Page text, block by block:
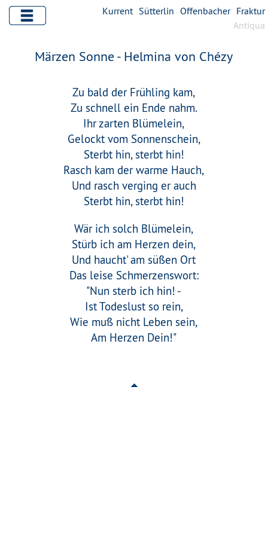
Kurrent Sütterlin Offenbacher Fraktur
Antiqua
Märzen Sonne - Helmina von Chézy
Zu bald der Frühling kam,
Zu schnell ein Ende nahm.
Ihr zarten Blümelein,
Gelockt vom Sonnenschein,
Sterbt hin, sterbt hin!
Rasch kam der warme Hauch,
Und rasch verging er auch
Sterbt hin, sterbt hin!
Wär ich solch Blümelein,
Stürb ich am Herzen dein,
Und haucht' am süßen Ort
Das leise Schmerzenswort:
"Nun sterb ich hin! -
Ist Todeslust so rein,
Wie muß nicht Leben sein,
Am Herzen Dein!"